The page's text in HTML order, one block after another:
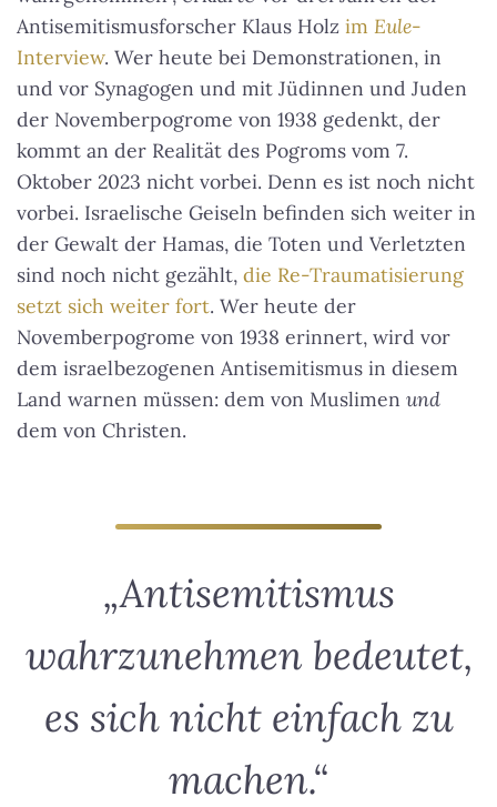
Antisemitismusforscher Klaus Holz im Eule-
Interview. Wer heute bei Demonstrationen, in
und vor Synagogen und mit Jüdinnen und Juden
der Novemberpogrome von 1938 gedenkt, der
kommt an der Realität des Pogroms vom 7.
Oktober 2023 nicht vorbei. Denn es ist noch nicht
vorbei. Israelische Geiseln befinden sich weiter in
der Gewalt der Hamas, die Toten und Verletzten
sind noch nicht gezählt, die Re-Traumatisierung
setzt sich weiter fort. Wer heute der
Novemberpogrome von 1938 erinnert, wird vor
dem israelbezogenen Antisemitismus in diesem
Land warnen müssen: dem von Muslimen und
dem von Christen.
„Antisemitismus
wahrzunehmen bedeutet,
es sich nicht einfach zu
machen.“